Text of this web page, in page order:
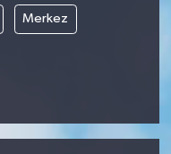
Merkez